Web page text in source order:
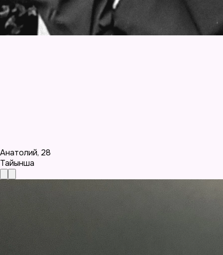
Анатолий, 28
Тайынша